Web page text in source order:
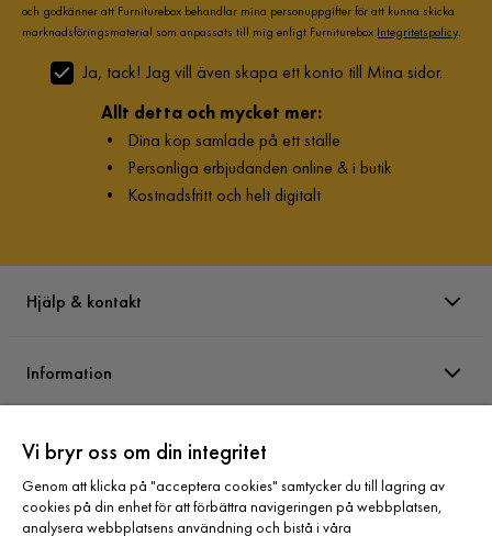
och godkänner att Furniturebox behandlar mina personuppgifter för att kunna skicka
marknadsföringsmaterial som anpassats till mig enligt Furniturebox Integritetspolicy.
Ja, tack! Jag vill även skapa ett konto till Mina sidor.
Allt detta och mycket mer:
• Dina köp samlade på ett ställe
• Personliga erbjudanden online & i butik
• Kostnadsfritt och helt digitalt
Hjälp & kontakt
Information
Varumärken
Sortiment
Vi bryr oss om din integritet
Genom att klicka på "acceptera cookies" samtycker du till lagring av
cookies på din enhet för att förbättra navigeringen på webbplatsen,
analysera webbplatsens användning och bistå i våra